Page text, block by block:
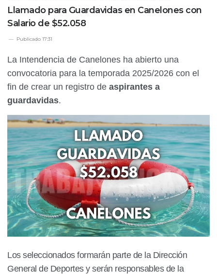
Llamado para Guardavidas en Canelones con
Salario de $52.058
Publicado 17:31
La Intendencia de Canelones ha abierto una
convocatoria para la temporada 2025/2026 con el
fin de crear un registro de aspirantes a
guardavidas.
Los seleccionados formarán parte de la Dirección
General de Deportes y serán responsables de la